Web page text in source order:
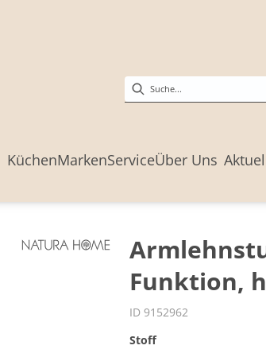
KüchenMarkenServiceÜber Uns
Funktion,
ID 9152962
Stoff